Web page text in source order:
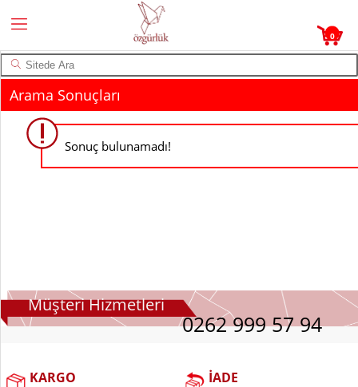
0
Arama Sonuçları
Sonuç bulunamadı!
Müşteri Hizmetleri
0262 999 57 94
KARGO İADE